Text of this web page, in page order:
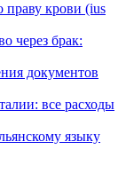
праву крови (ius
через брак:
документов
все расходы
языку